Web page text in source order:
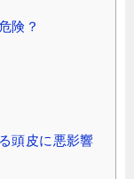
険？
頭皮に悪影響